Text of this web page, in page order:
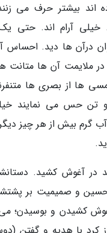
اند بیشتر حرف می
آرام اند. حتی
درآن ها دید. احساس
ملایمت آن ها
ها از بصری ها
تن حس می نمایند
گرم بیش از هر چیز
در آغوش کشید.
و صمیمیت بر
کشیدن و بوسیدن؛